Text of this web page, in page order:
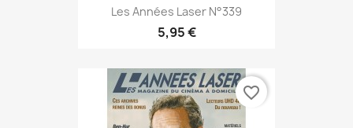
Les Années Laser N°339
5,95 €
favorite_border